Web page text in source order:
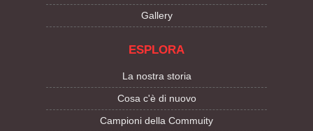
Gallery
ESPLORA
La nostra storia
Cosa c'è di nuovo
Campioni della Commuity